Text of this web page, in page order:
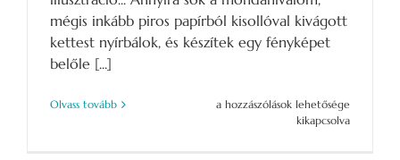
mégis inkább piros papírból kisollóval kivágott
kettest nyírbálok, és készítek egy fényképet
belőle [...]
Olvass tovább
A
a hozzászólások lehetősége
kikapcsolva